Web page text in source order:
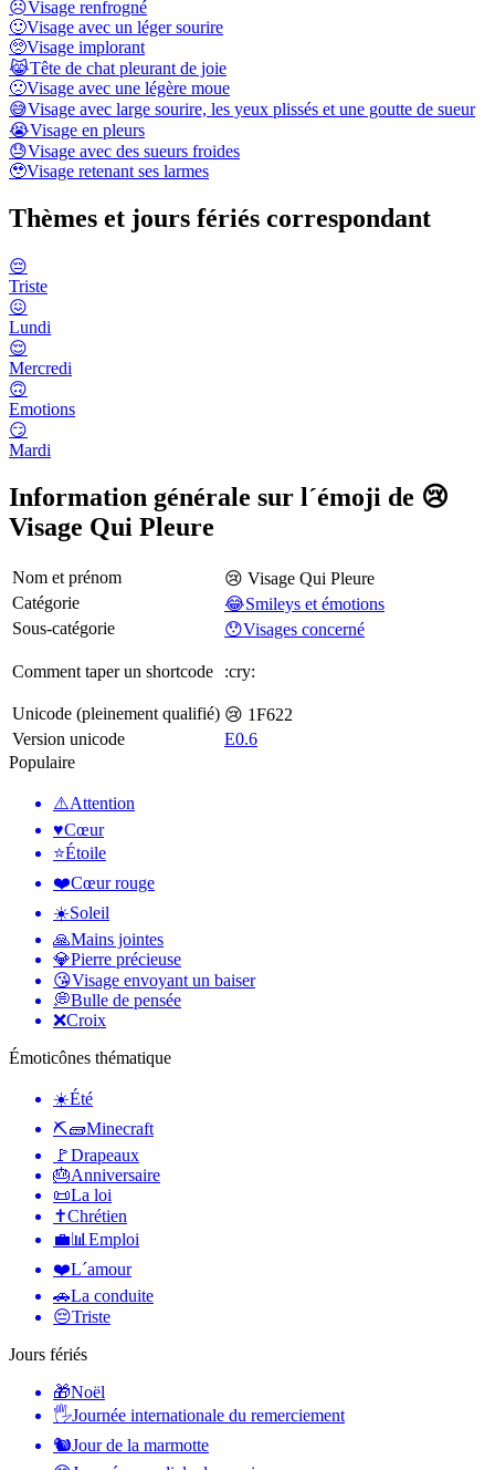
☹️Visage renfrogné
🙂Visage avec un léger sourire
🥺Visage implorant
😹Tête de chat pleurant de joie
🙁Visage avec une légère moue
😅Visage avec large sourire, les yeux plissés et une goutte de sueur
😭Visage en pleurs
😓Visage avec des sueurs froides
🥹Visage retenant ses larmes
Thèmes et jours fériés correspondant
😔
Triste
😖
Lundi
😌
Mercredi
🙃
Emotions
😏
Mardi
Information générale sur l´émoji de 😢
Visage Qui Pleure
Nom et prénom
😢 Visage Qui Pleure
Catégorie
😂Smileys et émotions
Sous-catégorie
😯Visages concerné
Comment taper un shortcode :cry:
Unicode (pleinement qualifié) 😢 1F622
Version unicode
E0.6
Populaire
⚠️Attention
♥️Cœur
⭐Étoile
❤️Cœur rouge
☀️Soleil
🙏Mains jointes
💎Pierre précieuse
😘Visage envoyant un baiser
💭Bulle de pensée
❌Croix
Émoticônes thématique
☀️Été
⛏🧱Minecraft
🚩Drapeaux
🎂Anniversaire
📜La loi
✝️Chrétien
💼📊 Emploi
❤️L´amour
🚗La conduite
😔Triste
Jours fériés
🎁Noël
🖐Journée internationale du remerciement
🐿Jour de la marmotte